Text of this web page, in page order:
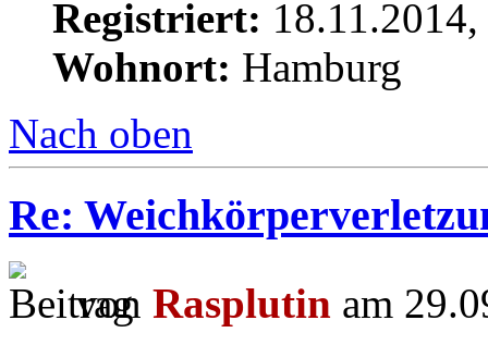
Registriert:
Wohnort: Hamburg
Nach oben
Re:
von Rasplutin am